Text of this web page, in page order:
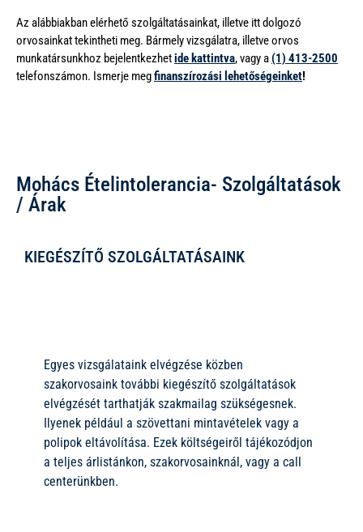
Az alábbiakban elérhető szolgáltatásainkat, illetve itt dolgozó
orvosainkat tekintheti meg. Bármely vizsgálatra, illetve orvos
munkatársunkhoz bejelentkezhetide kattintva, vagy a(1) 413-2500
telefonszámon. Ismerje megfinanszírozási lehetőségeinket!
Mohács Ételintolerancia- Szolgáltatások
/ Árak
KIEGÉSZÍTŐ SZOLGÁLTATÁSAINK
Egyes vizsgálataink elvégzése közben
szakorvosaink további kiegészítő szolgáltatások
elvégzését tarthatják szakmailag szükségesnek.
Ilyenek például a szövettani mintavételek vagy a
polipok eltávolítása. Ezek költségeiről tájékozódjon
a teljes árlistánkon, szakorvosainknál, vagy a call
centerünkben.